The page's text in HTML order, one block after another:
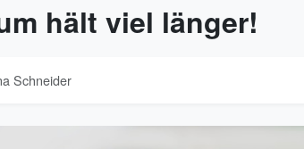
hält viel länger!
Schneider